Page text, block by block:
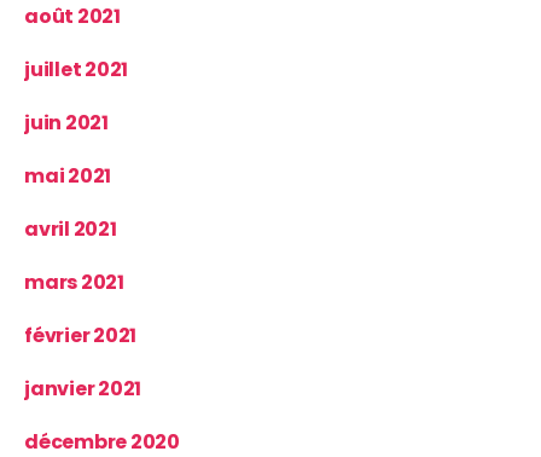
août 2021
juillet 2021
juin 2021
mai 2021
avril 2021
mars 2021
février 2021
janvier 2021
décembre 2020